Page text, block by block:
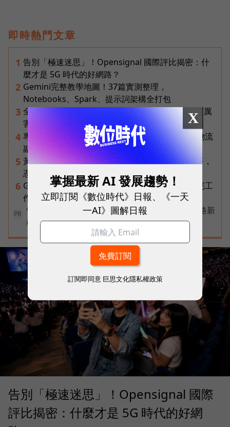
即時熱門文章
1 告別「極速迷思」！Opensignal 國際評比揭密：什
麼才是 5G 時代的好網路？
2 Gemini完整教學地圖！37篇實測整理，
Notebooks、Spark、提示詞架構全打包
3 全台最大全聯首日業績破百萬，蔡篤昌：還會有更厲
害的大型店！為何把餐廳健身房都搬上樓？
4 專訪｜進貨沒變快，momo為何仍導入機器人？物流
副總揭比拚速度更棘手的缺工難題
5 黃仁勳兆元宴永遠站最後一排！最低調的二代鄭平，
憑什麼讓台達電被市場重新定價？
6 Gemini Spark完整教學｜幫你讀Gmail、自動跑完工
作流程，3個超實用情境一次看
PR
告別極速迷思！台灣大哥大奪國際雙冠揭密好網路新
標準
告別「極速迷思」！Opensignal 國際
評比揭密：什麼才是 5G 時代的好網
X
掌握最新 AI 發展趨勢！
立即訂閱《數位時代》日報、《一天
一AI》圖解日報
訂閱即同意 巨思文化隱私權政策